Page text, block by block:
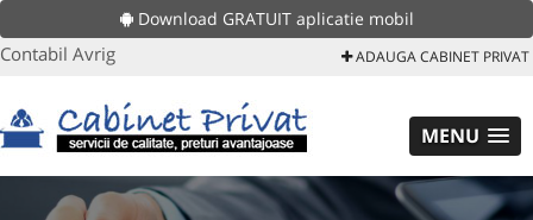
Download GRATUIT aplicatie mobil
Contabil Avrig ADAUGA CABINET PRIVAT
MENU